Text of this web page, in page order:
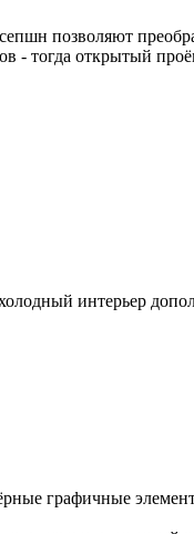
позволяют
- тогда открытый
интерьер
графичные